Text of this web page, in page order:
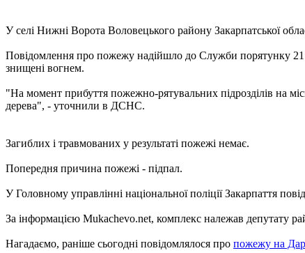
У селі Нижні Ворота Воловецького району Закарпатської
Повідомлення про пожежу надійшло до Служби порятунку 21
знищені вогнем.
"На момент прибуття пожежно-рятувальних підрозділів на
дерева", - уточнили в ДСНС.
Загиблих і травмованих у результаті пожежі немає.
Попередня причина пожежі - підпал.
У Головному управлінні національної поліції Закарпаття
За інформацією Mukachevo.net, комплекс належав депутату
Нагадаємо, раніше сьогодні повідомлялося про пожежу на